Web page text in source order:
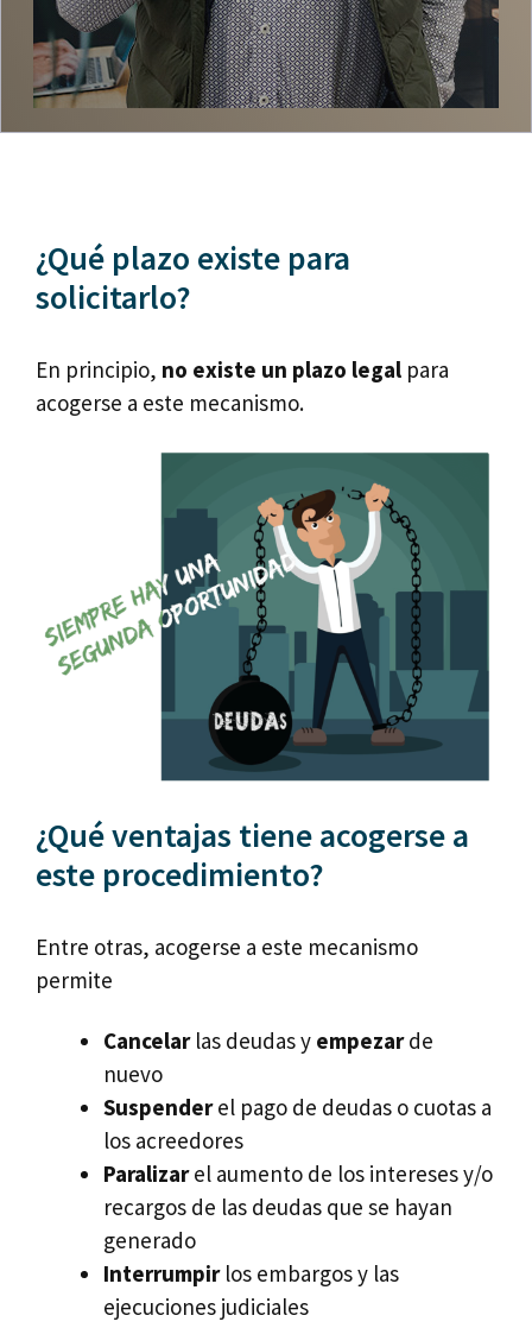
¿Qué plazo existe para
solicitarlo?
En principio, no existe un plazo legal para
acogerse a este mecanismo.
¿Qué ventajas tiene acogerse a
este procedimiento?
Entre otras, acogerse a este mecanismo
permite
Cancelar las deudas y empezarde
nuevo
Suspenderel pago de deudas o cuotas a
los acreedores
Paralizarel aumento de los intereses y/o
recargos de las deudas que se hayan
generado
Interrumpirlos embargos y las
ejecuciones judiciales